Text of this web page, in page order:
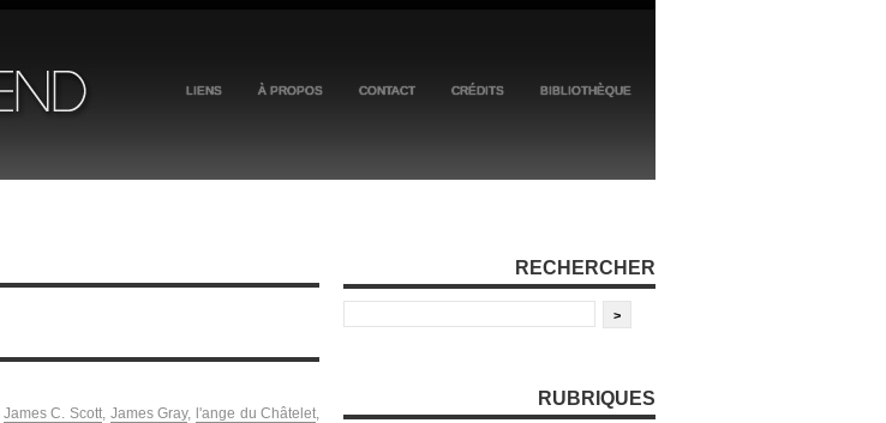
LIENS À PROPOS CONTACT CRÉDITS BIBLIOTHÈQUE
James C. Scott, James Gray, l'ange du Châtelet,
RECHERCHER
RUBRIQUES